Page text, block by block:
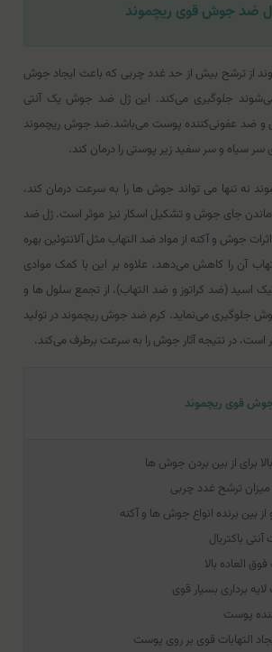
ضد جوش قوی ریچموند
از ترشح بیش از حد غدد چربی که باعث ایجاد جوش
جلوگیری می‌کند. این ژل ضد جوش یک آنتی
و ضد عفونی‌کننده پوست می‌باشد.ضد جوش ریچموند
سیاه و سر سفید زیر پوستی را درمان کند.
نه تنها می تواند جوش ها را به سرعت درمان کند،
ماندن جای جوش و تشکیل اسکار نیز موثر است.ژل ضد
جوش و آکنه از مواد ضد التهاب مثل آلانتوئین بهره
آن را کاهش می‌دهد، علاوه بر این با کمک موادی
اسید (ضد کراتوز و ضد التهاب)، از تجمع سلول ها و
جلوگیری می‌نماید. کرم ضد جوش ریچموند در تولید
است، در نتیجه آثار جوش را به سرعت برطرف می‌کند.
قوی ریچموند
برای از بین بردن جوش ها
میزان ترشح غدد چربی
از بین برنده انواع جوش ها و آکنه
باکتریال
العاده بالا
برداری بسیار قوی
پوست
التهابات قوی بر روی پوست